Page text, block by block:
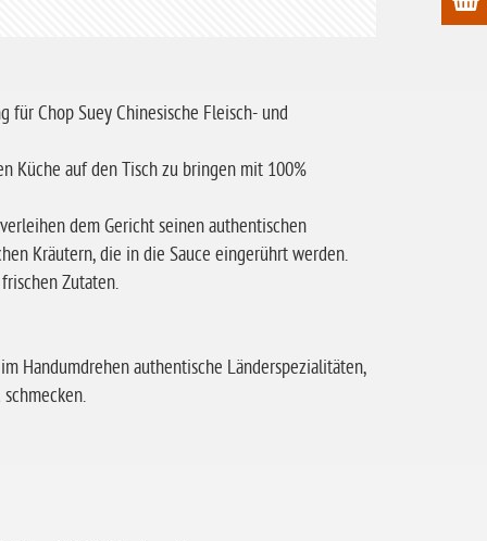
Chop Suey Chinesische Fleisch- und
Küche auf den Tisch zu bringen mit 100%
dem Gericht seinen authentischen
Kräutern, die in die Sauce eingerührt werden.
Zutaten.
Handumdrehen authentische Länderspezialitäten,